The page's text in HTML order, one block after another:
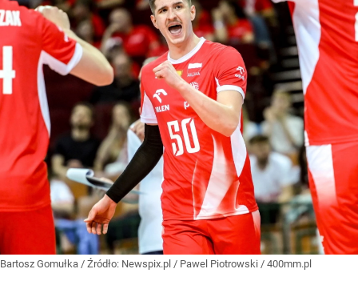
Bartosz Gomułka / Źródło: Newspix.pl / Pawel Piotrowski / 400mm.pl